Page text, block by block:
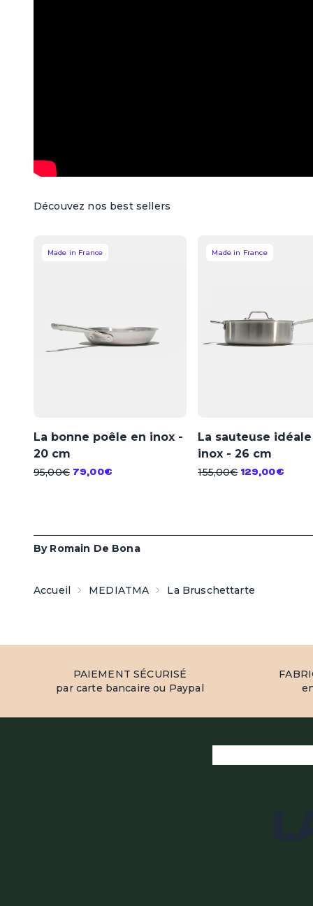
Découvez nos best sellers
Made in France
La bonne poêle en inox -
20 cm
95,00€ 79,00€
Made in France
La sauteuse
inox - 26 cm
155,00€ 129,00€
By Romain De Bona
Accueil MEDIATMA La Bruschettarte
PAIEMENT SÉCURISÉ
par carte bancaire ou Paypal